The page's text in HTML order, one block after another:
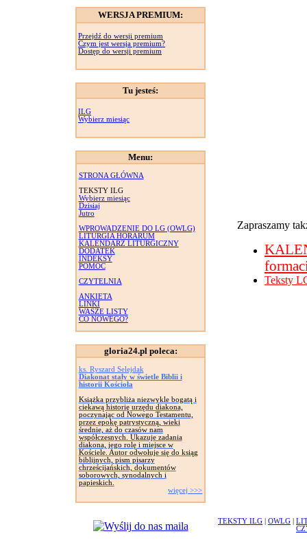
WERSJA PREMIUM:
Przejdź do wersji premium
Czym jest wersja premium?
Dostęp do wersji premium
Tu jesteś:
ILG
Wybierz miesiąc
Menu:
STRONA GŁÓWNA
TEKSTY ILG
Wybierz miesiąc
Dzisiaj
Jutro
WPROWADZENIE DO LG (OWLG)
LITURGIA HORARUM
KALENDARZ LITURGICZNY
DODATEK
INDEKSY
POMOC
CZYTELNIA
ANKIETA
LINKI
WASZE LISTY
CO NOWEGO?
gloria24.pl poleca:
ks. Ryszard Selejdak
Diakonat stały w świetle Biblii i
historii Kościoła
Książka przybliża niezwykle bogatą i
ciekawą historię urzędu diakona,
poczynając od Nowego Testamentu,
przez epokę patrystyczną, wieki
średnie, aż do czasów nam
współczesnych. Ukazuje zadania
diakona, jego rolę i miejsce w
Kościele. Autor odwołuje się do ksiąg
biblijnych, pism pisarzy
chrześcijańskich, dokumentów
soborowych, synodalnych i
papieskich.
więcej >>>
Zapraszamy
Teksty
TEKSTY ILG OWLG